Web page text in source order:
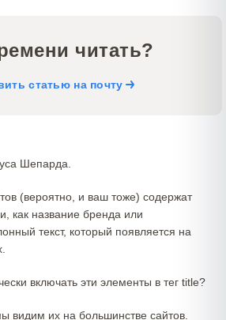
читать?
статью на почту
Шепарда.
(вероятно, и ваш тоже) содержат
как название бренда или
текст, который появляется на
включать эти элементы в тег title?
видим их на большинстве сайтов.